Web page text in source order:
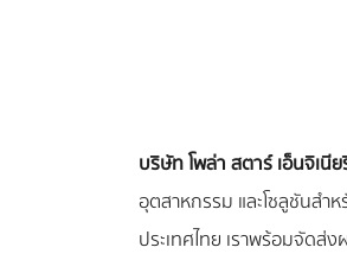
บริษัท โพล่า สตาร์ เอ็นจิเนี
อุตสาหกรรม และโซลูชันสำ
ประเทศไทย เราพร้อมจัด